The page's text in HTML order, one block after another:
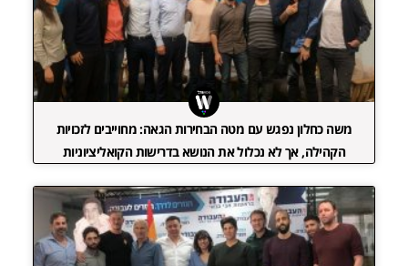
משה כחלון נפגש עם מטה הבחירות הגאה: מחוייבים לזכויות
הקהילה, אך לא נכלול את הנושא בדרישות הקואליציוניות